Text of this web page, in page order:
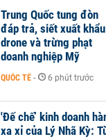
Trung Quốc tung đòn
đáp trả, siết xuất khẩu
drone và trừng phạt
doanh nghiệp Mỹ
QUỐC TẾ - 6 phút trước
'Đế chế’ kinh doanh
xa xỉ của Lý Nhã Kỳ: